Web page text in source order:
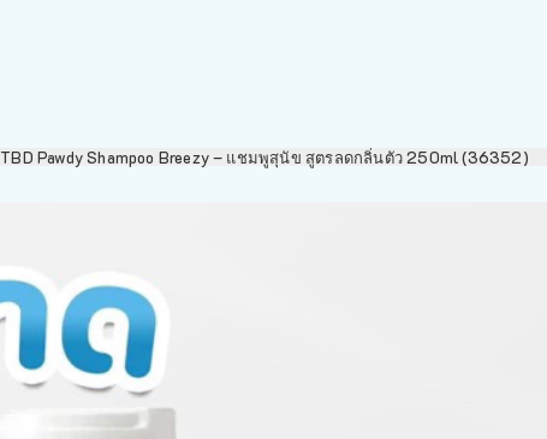
TBD Pawdy Shampoo Breezy – แชมพูสุนัข สูตรลดกลิ่นตัว 250ml (36352)